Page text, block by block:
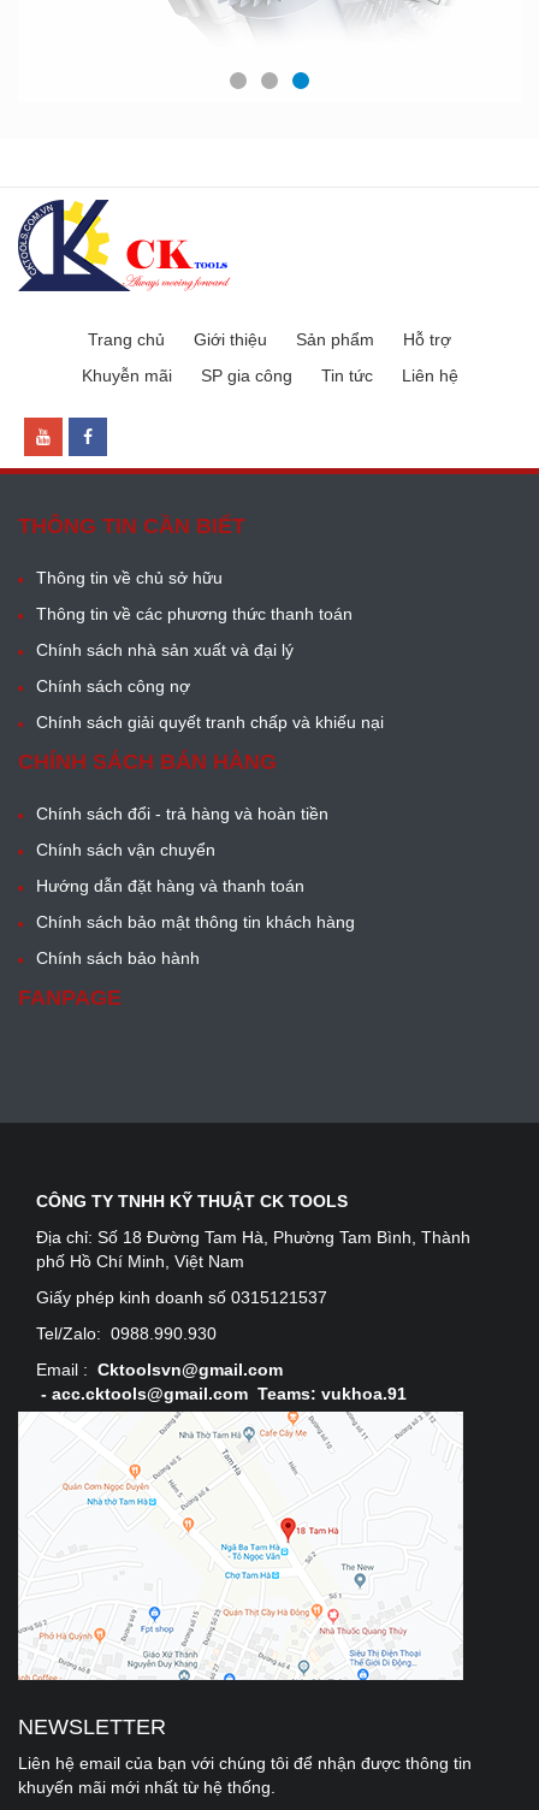
Trang chủ Giới thiệu Sản phẩm
Hỗ trợ
Khuyễn mãi
SP gia công Tin tức Liên hệ
THÔNG TIN CẦN BIẾT
Thông tin về chủ sở hữu
Thông tin về các phương thức thanh toán
Chính sách nhà sản xuất và đại lý
Chính sách công nợ
Chính sách giải quyết tranh chấp và khiếu nại
CHÍNH SÁCH BÁN HÀNG
Chính sách đổi - trả hàng và hoàn tiền
Chính sách vận chuyển
Hướng dẫn đặt hàng và thanh toán
Chính sách bảo mật thông tin khách hàng
Chính sách bảo hành
FANPAGE
CÔNG TY TNHH KỸ THUẬT CK TOOLS
Địa chỉ: Số 18 Đường Tam Hà, Phường Tam Bình, Thành
phố Hồ Chí Minh, Việt Nam
Giấy phép kinh doanh số 0315121537
Tel/Zalo: 0988.990.930
Email : Cktoolsvn@gmail.com
- acc.cktools@gmail.com Teams: vukhoa.91
NEWSLETTER
Liên hệ email của bạn với chúng tôi để nhận được thông tin
khuyến mãi mới nhất từ hệ thống.